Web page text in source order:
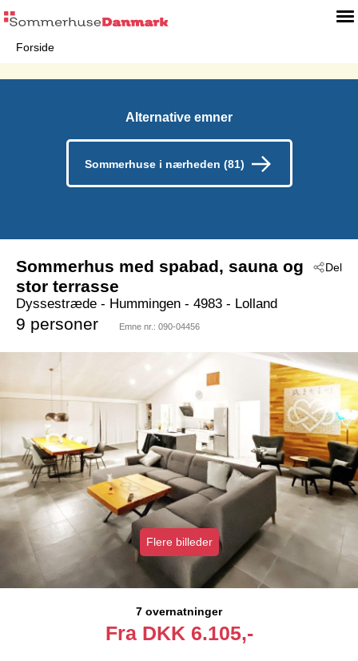
Forside
Alternative emner
Sommerhuse i nærheden (81)
Del
Sommerhus med spabad, sauna og
stor terrasse
Dyssestræde - Hummingen - 4983 - Lolland
9 personer Emne nr.: 090-04456
Flere billeder
7 overnatninger
Fra DKK 6.105,-